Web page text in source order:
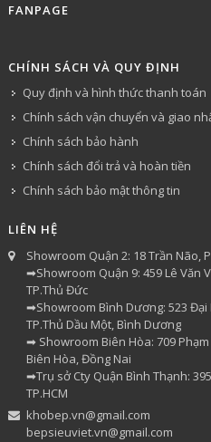
FANPAGE
CHÍNH SÁCH VÀ QUY ĐỊNH
Quy định và hình thức thanh toán
Chính sách vận chuyển và giao
Chính sách bảo hành
Chính sách đổi trả và hoàn tiền
Chính sách bảo mật thông tin
LIÊN HỆ
Showroom Quận 2: 18 Trần Não,
➡Showroom Quận 9: 459 Lê Văn
TP.Thủ Đức
➡Showroom Bình Dương: 523 Đại
TP.Thủ Dầu Một, Bình Dương
➡ Showroom Biên Hòa: 709
Biên Hòa, Đồng Nai
➡Trụ sở Cty Quận Bình Thạnh:
TP.HCM
khobep.vn@gmail.com
bepsieuviet.vn@gmail.com